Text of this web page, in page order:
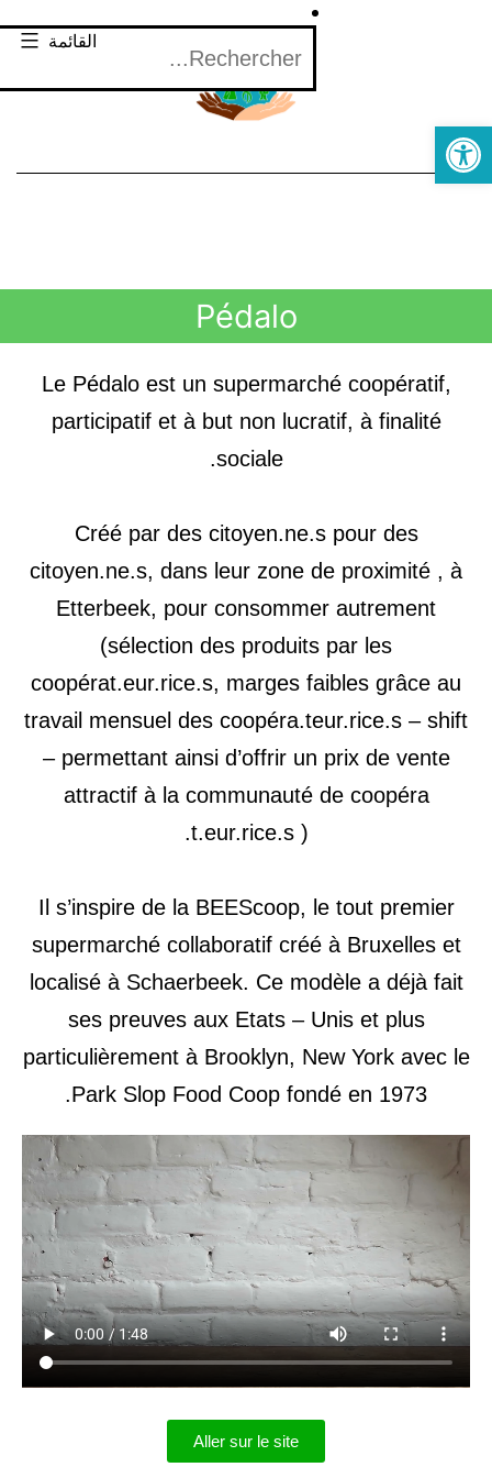
Open toolbar
القائمة
Pédalo
Le Pédalo est un supermarché coopératif,
participatif et à but non lucratif, à finalité
sociale.
Créé par des citoyen.ne.s pour des
citoyen.ne.s, dans leur zone de proximité , à
Etterbeek, pour consommer autrement
(sélection des produits par les
coopérat.eur.rice.s, marges faibles grâce au
travail mensuel des coopéra.teur.rice.s – shift
– permettant ainsi d’offrir un prix de vente
attractif à la communauté de coopéra
t.eur.rice.s ).
Il s’inspire de la BEEScoop, le tout premier
supermarché collaboratif créé à Bruxelles et
localisé à Schaerbeek. Ce modèle a déjà fait
ses preuves aux Etats – Unis et plus
particulièrement à Brooklyn, New York avec le
Park Slop Food Coop fondé en 1973.
Aller sur le site